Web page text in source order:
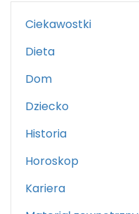
Ciekawostki
Dieta
Dom
Dziecko
Historia
Horoskop
Kariera